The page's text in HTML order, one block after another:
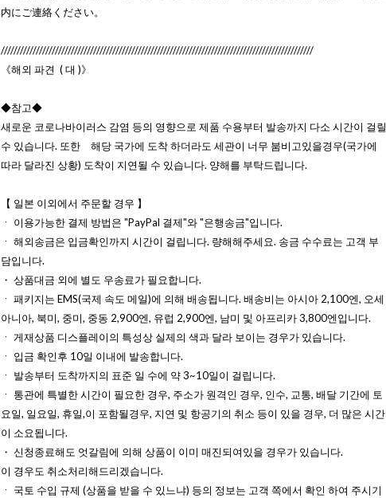
内にご連絡ください。
//////////////////////////////////////////////////////////////////////////////////////////////////
《해외 파견 ( 대 )》
◆참고◆
새로운 코로나바이러스 감염 등의 영향으로 제품 수용부터 발송까지 다소 시간이 걸릴
수 있습니다. 또한 해당 국가에 도착 하더라도 세관이 너무 붐비고있을경우(국가에
따라 달라진 상황) 도착이 지연될 수 있습니다. 양해를 부탁드립니다.
【 일본 이외에서 주문할 경우 】
ㆍ 이용가능한 결제 방법은 "PayPal 결제"와 "은행송금"입니다.
ㆍ 해외송금은 입금확인까지 시간이 걸립니다. 량해해주세요. 송금 수수료는 고객 부
담입니다.
・ 상품대금 외에 별도 우송료가 필요합니다.
ㆍ 패키지는 EMS(국제 속도 메일)에 의해 배송됩니다. 배송비는 아시아 2,100엔, 오세
아니아, 북미, 중미, 중동 2,900엔, 유럽 2,900엔, 남미 및 아프리카 3,800엔입니다.
ㆍ 게재상품 디스플레이의 특성상 실제의 색과 달라 보이는 경우가 있습니다.
ㆍ 입금 확인후 10일 이내에 발송합니다.
ㆍ 발송부터 도착까지의 표준 일 수에 약 3~10일이 걸립니다.
ㆍ 통관에 특별한 시간이 필요한 경우, 주소가 원격인 경우, 인수, 교통, 배달 기간에 토
요일, 일요일, 휴일,이 포함될경우, 지연 및 항공기의 취소 등이 있을 경우, 더 많은 시간
이 소요됩니다.
・ 신청종료해도 엇갈림에 의해 상품이 이미 매진되여있을 경우가 있습니다.
이 경우도 취소처리해드리겠습니다.
ㆍ 국토 수입 규제 (상품을 받을 수 있느냐) 등의 정보는 고객 쪽에서 확인 하여 주시기